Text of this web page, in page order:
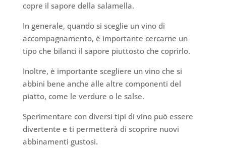
copre il sapore della salamella.
In generale, quando si sceglie un vino di
accompagnamento, è importante cercarne un
tipo che bilanci il sapore piuttosto che coprirlo.
Inoltre, è importante scegliere un vino che si
abbini bene anche alle altre componenti del
piatto, come le verdure o le salse.
Sperimentare con diversi tipi di vino può essere
divertente e ti permetterà di scoprire nuovi
abbinamenti gustosi.